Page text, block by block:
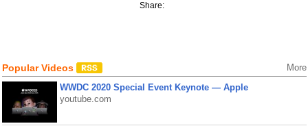
Share:
Popular Videos More
WWDC 2020 Special Event Keynote — Apple
youtube.com